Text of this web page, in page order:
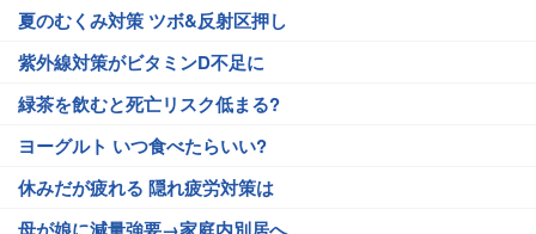
夏のむくみ対策 ツボ&反射区押し
紫外線対策がビタミンD不足に
緑茶を飲むと死亡リスク低まる?
ヨーグルト いつ食べたらいい?
休みだが疲れる 隠れ疲労対策は